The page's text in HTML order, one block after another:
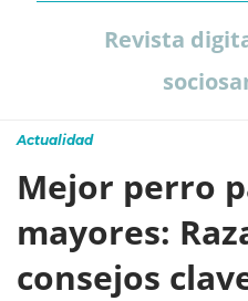
Revista
Actualidad
Mejor perro
mayores:
consejos